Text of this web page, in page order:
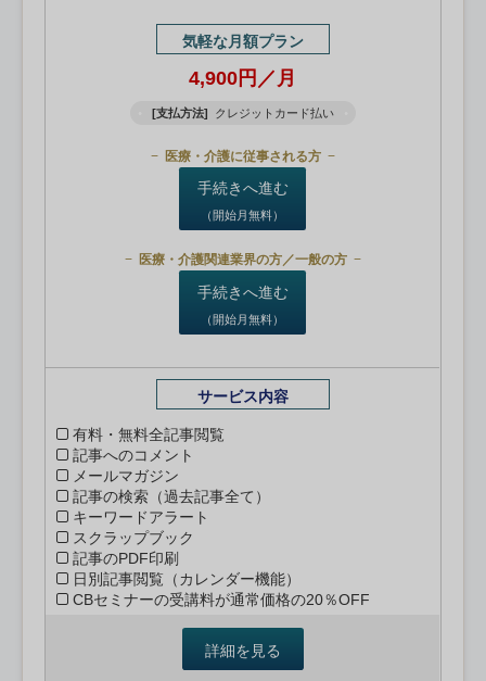
気軽な月額プラン
4,900円／月
[支払方法] クレジットカード払い
医療・介護に従事される方
手続きへ進む
（開始月無料）
医療・介護関連業界の方／一般の方
手続きへ進む
（開始月無料）
サービス内容
有料・無料全記事閲覧
記事へのコメント
メールマガジン
記事の検索（過去記事全て）
キーワードアラート
スクラップブック
記事のPDF印刷
日別記事閲覧（カレンダー機能）
CBセミナーの受講料が通常価格の20％OFF
詳細を見る